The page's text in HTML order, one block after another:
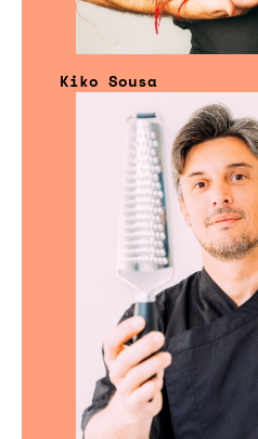
Kiko Sousa